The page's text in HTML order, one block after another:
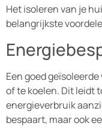
Het isoleren van je
belangrijkste
Een goed
of te koelen. Dit leidt
energieverbruik
bespaart, maar ook